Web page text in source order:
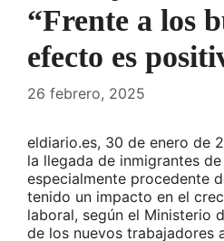
“Frente a los
efecto es
26 febrero, 2025
eldiario.es, 30 de enero de
la llegada de inmigrantes
especialmente procedente
tenido un impacto en el
laboral, según el Ministerio
de los nuevos trabajadores